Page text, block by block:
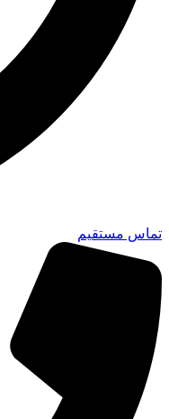
تماس مستقیم